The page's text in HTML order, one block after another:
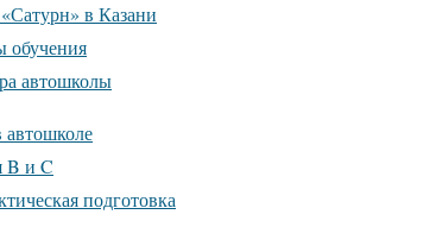
в Казани
автошколы
B и C
подготовка